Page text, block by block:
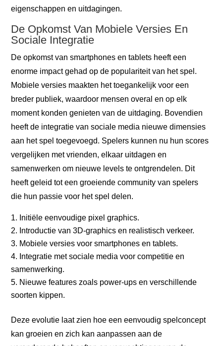
eigenschappen en uitdagingen.
De Opkomst Van Mobiele Versies En
Sociale Integratie
De opkomst van smartphones en tablets heeft een
enorme impact gehad op de populariteit van het spel.
Mobiele versies maakten het toegankelijk voor een
breder publiek, waardoor mensen overal en op elk
moment konden genieten van de uitdaging. Bovendien
heeft de integratie van sociale media nieuwe dimensies
aan het spel toegevoegd. Spelers kunnen nu hun scores
vergelijken met vrienden, elkaar uitdagen en
samenwerken om nieuwe levels te ontgrendelen. Dit
heeft geleid tot een groeiende community van spelers
die hun passie voor het spel delen.
Initiële eenvoudige pixel graphics.
Introductie van 3D-graphics en realistisch verkeer.
Mobiele versies voor smartphones en tablets.
Integratie met sociale media voor competitie en
samenwerking.
Nieuwe features zoals power-ups en verschillende
soorten kippen.
Deze evolutie laat zien hoe een eenvoudig spelconcept
kan groeien en zich kan aanpassen aan de